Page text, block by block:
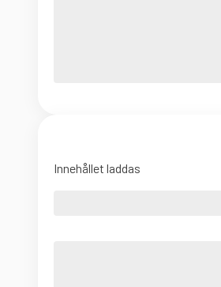
Innehållet laddas